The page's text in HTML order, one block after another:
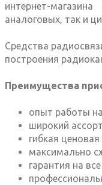
интернет-
аналоговых, так и
Средства
построения
Преимущества
опыт работы
широкий
гибкая
максимально
гарантия на